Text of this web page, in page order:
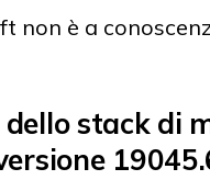
non è a
stack di